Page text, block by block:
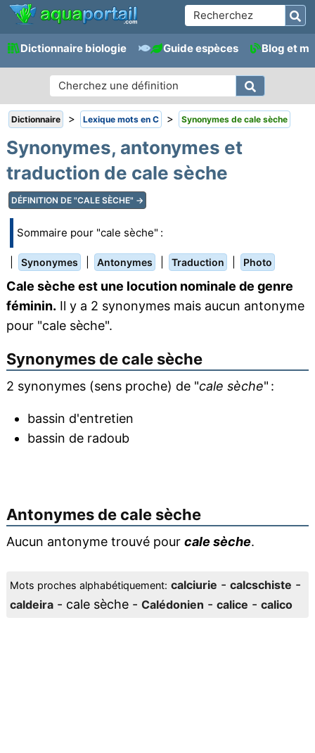
Dictionnaire biologie Guide espèces Blog et
Dictionnaire > Lexique mots en C > Synonymes de cale sèche
Synonymes, antonymes et
traduction de cale sèche
DÉFINITION DE "CALE SÈCHE" →
Sommaire pour "cale sèche" :
Synonymes Antonymes Traduction Photo
Cale sèche est une locution nominale de genre
féminin. Il y a 2 synonymes mais aucun antonyme
pour "cale sèche".
Synonymes de cale sèche
2 synonymes (sens proche) de "cale sèche" :
bassin d'entretien
bassin de radoub
Antonymes de cale sèche
Aucun antonyme trouvé pour cale sèche.
Mots proches alphabétiquement: calciurie - calcschiste -
caldeira- cale sèche - Calédonien - calice - calico